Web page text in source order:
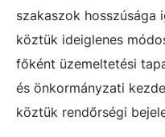
szakaszok hosszúsága
köztük ideiglenes
főként üzemeltetési
és önkormányzati
köztük rendőrségi